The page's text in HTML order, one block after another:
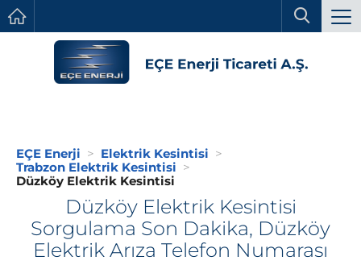
EÇE Enerji
Elektrik Kesintisi
Trabzon Elektrik Kesintisi
Düzköy Elektrik Kesintisi
Düzköy Elektrik Kesintisi
Sorgulama Son Dakika, Düzköy
Elektrik Arıza Telefon Numarası